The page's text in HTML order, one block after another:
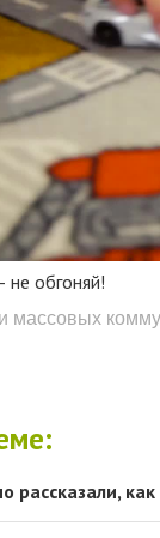
не обгоняй!
массовых
рассказали,